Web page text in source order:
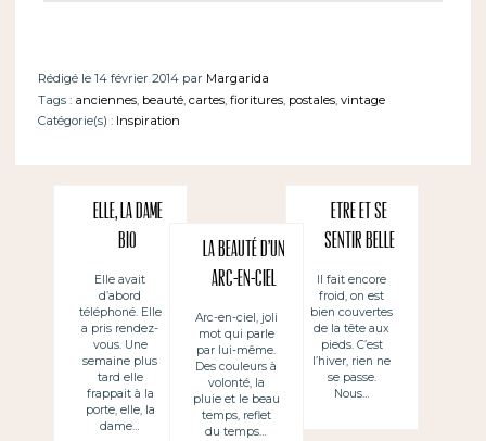
Rédigé le 14 février 2014 par Margarida
Tags : anciennes, beauté, cartes, fioritures, postales, vintage
Catégorie(s) : Inspiration
Elle, la dame
Bio
Elle avait
d’abord
téléphoné. Elle
a pris rendez-
vous. Une
semaine plus
tard elle
frappait à la
porte, elle, la
dame…
La beauté d’un
arc-en-ciel
Arc-en-ciel, joli
mot qui parle
par lui-même.
Des couleurs à
volonté, la
pluie et le beau
temps, reflet
du temps…
Etre et se
sentir belle
Il fait encore
froid, on est
bien couvertes
de la tête aux
pieds. C’est
l’hiver, rien ne
se passe.
Nous…